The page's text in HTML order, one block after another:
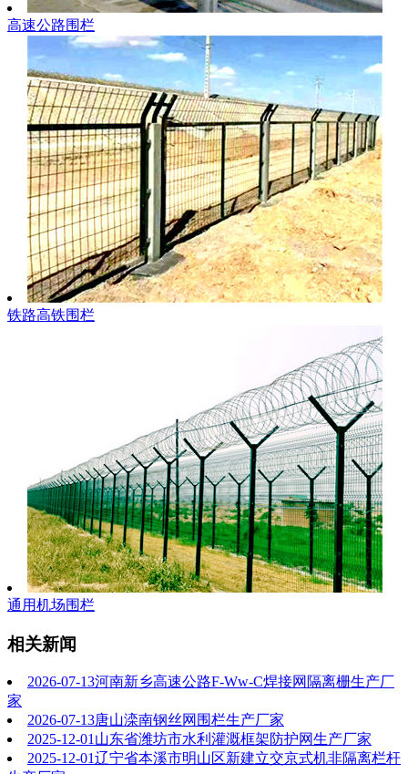
高速公路围栏
铁路高铁围栏
通用机场围栏
相关新闻
2026-07-13河南新乡高速公路F-Ww-C焊接网隔离栅生产厂
家
2026-07-13唐山滦南钢丝网围栏生产厂家
2025-12-01 山东省潍坊市水利灌溉框架防护网生产厂家
2025-12-01辽宁省本溪市明山区新建立交京式机非隔离栏杆